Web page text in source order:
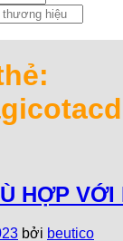
HỢP VỚI
bởi beutico